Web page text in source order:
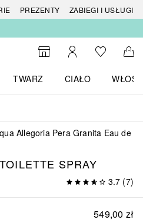
PREZENTY
ZABIEGI I USŁUGI
Do wyszukiwarki
Moje kontoDo listyDo
TWARZ
CIAŁO
WŁOSY
Allegoria Pera Granita Eau de
SPRAY
3.7 (7)
549,00 zł